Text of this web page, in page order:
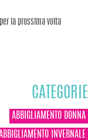
la prossima volta
CATEGORIE
ABBIGLIAMENTO DONNA
INVERNALE